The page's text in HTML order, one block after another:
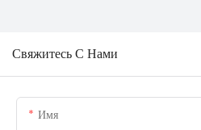
Свяжитесь С Нами
Имя